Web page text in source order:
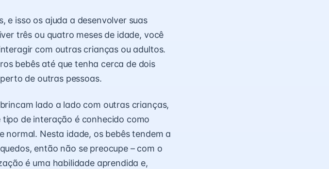
e isso os ajuda a desenvolver suas
três ou quatro meses de idade, você
com outras crianças ou adultos.
bebês até que tenha cerca de dois
de outras pessoas.
lado a lado com outras crianças,
de interação é conhecido como
normal. Nesta idade, os bebês tendem a
então não se preocupe – com o
é uma habilidade aprendida e,